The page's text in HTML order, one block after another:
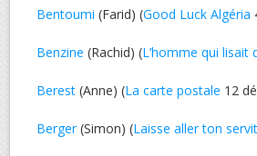
Bentoumi (Farid) (Good Luck Algéria
Benzine (Rachid) (L’homme qui lisait
Berest (Anne) (La carte postale 12
Berger(Simon) (Laisse aller ton